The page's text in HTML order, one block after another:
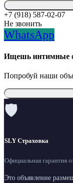
+7 (918) 587-02-07
Не звонить
WhatsApp
Ищешь интимные
Попробуй наши
🛡
SLY Страховка
Официальная гарантия
Это объявление